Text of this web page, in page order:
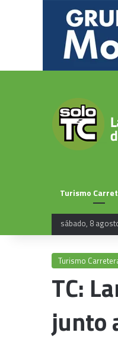
Turismo
sábado, 8
Turismo
TC:
junto